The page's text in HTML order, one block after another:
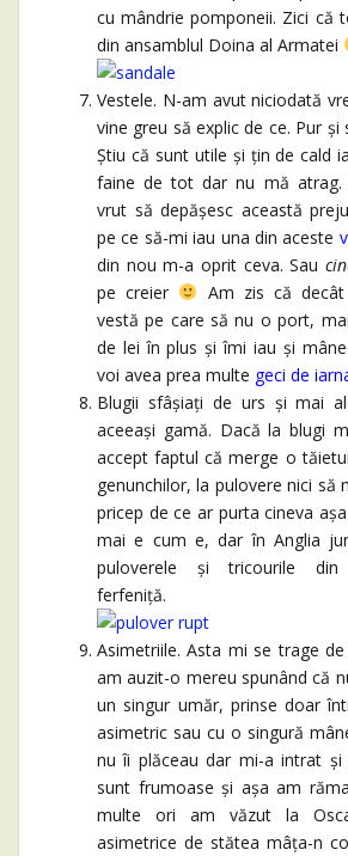
cu mândrie pomponeii. Zici că
din ansamblul Doina al Armatei
Vestele. N-am avut niciodată
vine greu să explic de ce. Pur și
Știu că sunt utile și țin de cald
faine de tot dar nu mă atrag.
vrut să depășesc această
pe ce să-mi iau una din aceste
din nou m-a oprit ceva. Sau
pe creier
Am zis că
vestă pe care să nu o port,
de lei în plus și îmi iau și
voi avea prea multe geci de
Blugii sfâșiați de urs și mai
aceeași gamă. Dacă la blugi
accept faptul că merge o
genunchilor, la pulovere nici să
pricep de ce ar purta cineva
mai e cum e, dar în Anglia
puloverele și tricourile din
ferfeniță.
Asimetriile. Asta mi se trage
am auzit-o mereu spunând că
un singur umăr, prinse doar
asimetric sau cu o singură
nu îi plăceau dar mi-a intrat
sunt frumoase și așa am
multe ori am văzut la
asimetrice de stătea mâța-n